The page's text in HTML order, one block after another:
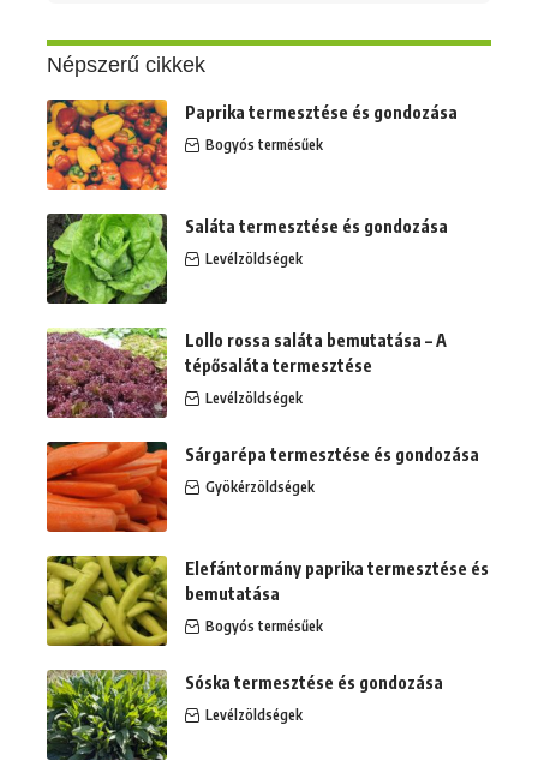
Népszerű cikkek
Paprika termesztése és gondozása
Bogyós termésűek
Saláta termesztése és gondozása
Levélzöldségek
Lollo rossa saláta bemutatása – A
tépősaláta termesztése
Levélzöldségek
Sárgarépa termesztése és gondozása
Gyökérzöldségek
Elefántormány paprika termesztése és
bemutatása
Bogyós termésűek
Sóska termesztése és gondozása
Levélzöldségek